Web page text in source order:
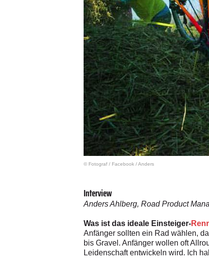
© Fotograf / Facebook / Anders
Interview
Anders Ahlberg, Road Product
Was ist das ideale Einsteiger-
Anfänger sollten ein Rad wählen,
bis Gravel. Anfänger wollen oft
Leidenschaft entwickeln wird. Ich